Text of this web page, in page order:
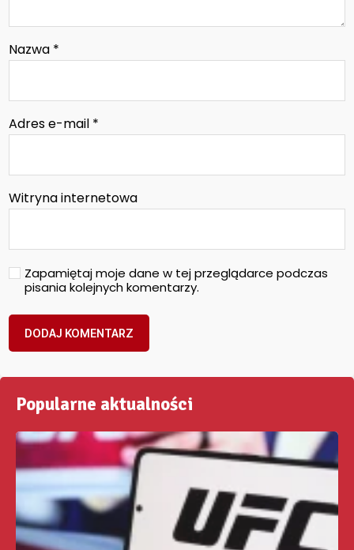
Nazwa *
Adres e-mail *
Witryna internetowa
Zapamiętaj moje dane w tej przeglądarce podczas
pisania kolejnych komentarzy.
Popularne aktualności